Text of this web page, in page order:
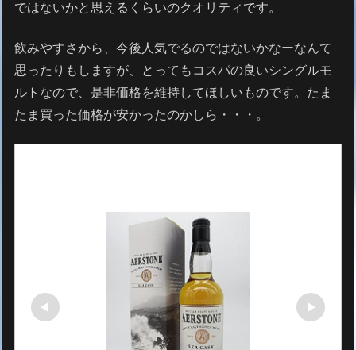
ではないかと思えるくらいのクオリティです。
飲みやすさから、今後人気でるのではないかなーなんて
思ったりもしますが、とってもコスパの良いシングルモ
ルトなので、是非価格を維持してほしいものです。たま
たま買った価格が安かったのかしら・・・。